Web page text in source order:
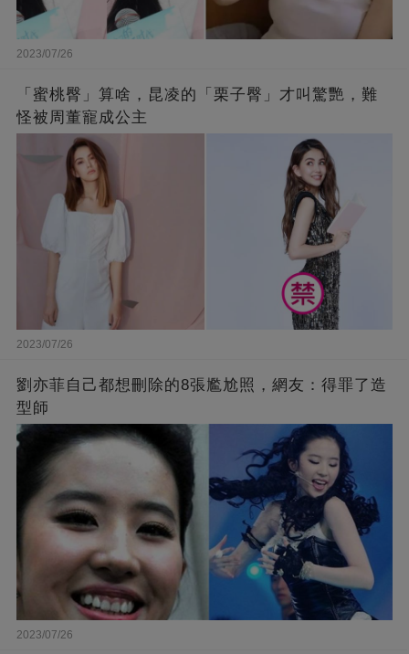
2023/07/26
「蜜桃臀」算啥，昆凌的「栗子臀」才叫驚艷，難
怪被周董寵成公主
2023/07/26
劉亦菲自己都想刪除的8張尷尬照，網友：得罪了造
型師
2023/07/26